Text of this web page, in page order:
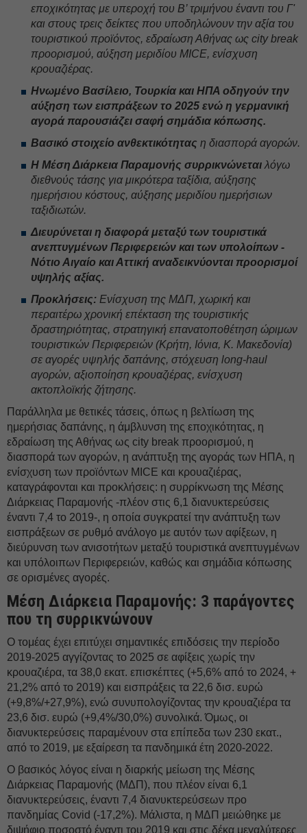
εποχικότητας με υπεροχή του Β’ τριμήνου έναντι του Γ'
και στους τρεις δείκτες που υποδηλώνουν την αξία του
τουριστικού προϊόντος, εδραίωση Αθήνας ως city break
προορισμού, αύξηση μεριδίου MICE, ενίσχυση
κρουαζιέρας.
Ηνωμένο Βασίλειο, Τουρκία και ΗΠΑ οδηγούν την
αύξηση των εισπράξεων το 2025 ενώ η γερμανική
αγορά παρουσιάζει σαφή σημάδια κόπωσης.
Βασικό στοιχείο ανθεκτικότητας η διασπορά αγορών.
Η Μέση Διάρκεια Παραμονής συρρικνώνεται λόγω
διεθνούς τάσης για μικρότερα ταξίδια, αύξησης
ημερήσιου κόστους, αύξησης μεριδίου ημερήσιων
ταξιδιωτών.
Διευρύνεται η διαφορά μεταξύ των τουριστικά
ανεπτυγμένων Περιφερειών και των υπολοίπων -
Νότιο Αιγαίο και Αττική αναδεικνύονται προορισμοί
υψηλής αξίας.
Προκλήσεις: Ενίσχυση της ΜΔΠ, χωρική και
περαιτέρω χρονική επέκταση της τουριστικής
δραστηριότητας, στρατηγική επανατοποθέτηση ώριμων
τουριστικών Περιφερειών (Κρήτη, Ιόνια, Κ. Μακεδονία)
σε αγορές υψηλής δαπάνης, στόχευση long-haul
αγορών, αξιοποίηση κρουαζιέρας, ενίσχυση
ακτοπλοϊκής ζήτησης.
Παράλληλα με θετικές τάσεις, όπως η βελτίωση της
ημερήσιας δαπάνης, η άμβλυνση της εποχικότητας, η
εδραίωση της Αθήνας ως city break προορισμού, η
διασπορά των αγορών, η ανάπτυξη της αγοράς των ΗΠΑ, η
ενίσχυση των προϊόντων MICE και κρουαζιέρας,
καταγράφονται και προκλήσεις: η συρρίκνωση της Μέσης
Διάρκειας Παραμονής -πλέον στις 6,1 διανυκτερεύσεις
έναντι 7,4 το 2019-, η οποία συγκρατεί την ανάπτυξη των
εισπράξεων σε ρυθμό ανάλογο με αυτόν των αφίξεων, η
διεύρυνση των ανισοτήτων μεταξύ τουριστικά ανεπτυγμένων
και υπόλοιπων Περιφερειών, καθώς και σημάδια κόπωσης
σε ορισμένες αγορές.
Μέση Διάρκεια Παραμονής: 3 παράγοντες
που τη συρρικνώνουν
Ο τομέας έχει επιτύχει σημαντικές επιδόσεις την περίοδο
2019-2025 αγγίζοντας το 2025 σε αφίξεις χωρίς την
κρουαζιέρα, τα 38,0 εκατ. επισκέπτες (+5,6% από το 2024, +
21,2% από το 2019) και εισπράξεις τα 22,6 δισ. ευρώ
(+9,8%/+27,9%), ενώ συνυπολογίζοντας την κρουαζιέρα τα
23,6 δισ. ευρώ (+9,4%/30,0%) συνολικά. Όμως, οι
διανυκτερεύσεις παραμένουν στα επίπεδα των 230 εκατ.,
από το 2019, με εξαίρεση τα πανδημικά έτη 2020-2022.
Ο βασικός λόγος είναι η διαρκής μείωση της Μέσης
Διάρκειας Παραμονής (ΜΔΠ), που πλέον είναι 6,1
διανυκτερεύσεις, έναντι 7,4 διανυκτερεύσεων προ
πανδημίας Covid (-17,2%). Μάλιστα, η ΜΔΠ μειώθηκε με
διψήφιο ποσοστό έναντι του 2019 και στις δέκα μεγαλύτερες